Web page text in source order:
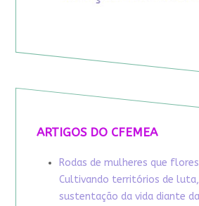
ARTIGOS DO CFEMEA
Rodas de mulheres que
Cultivando territórios de luta,
sustentação da vida diante